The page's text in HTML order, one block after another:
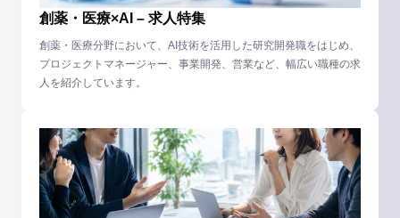
創薬・医療×AI – 求人特集
創薬・医療分野において、AI技術を活用した研究開発職をはじめ、
プロジェクトマネージャー、事業開発、営業など、幅広い職種の求
人を紹介しています。